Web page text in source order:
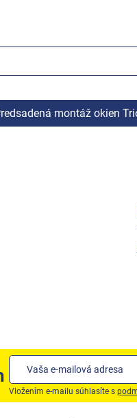
montáž okien
Vložením e-mailu súhlasíte s